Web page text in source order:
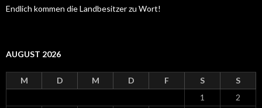
Endlich kommen die Landbesitzer zu Wort!
AUGUST 2026
M D M D F S
S
1
2